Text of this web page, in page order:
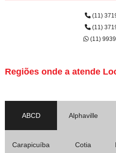
(11)
(11)
(11)
Regiões onde a atende
ABCD Alphaville
Carapicuíba Cotia